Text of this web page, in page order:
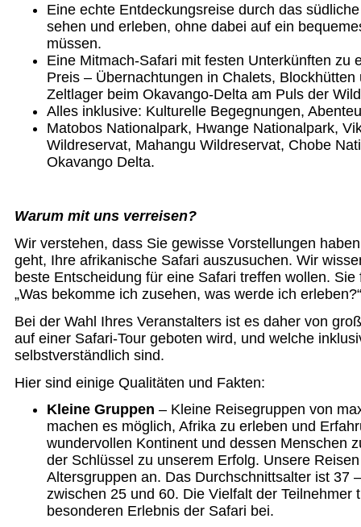
Eine echte Entdeckungsreise durch das
sehen und erleben, ohne dabei auf ein
müssen.
Eine Mitmach-Safari mit festen Unterkünften zu
Preis – Übernachtungen in Chalets, Blockhütten
Zeltlager beim Okavango-Delta am Puls der
Alles inklusive: Kulturelle Begegnungen,
Matobos Nationalpark, Hwange Nationalpark,
Wildreservat, Mahangu Wildreservat, Chobe
Okavango Delta.
Warum mit uns verreisen?
Wir verstehen, dass Sie gewisse Vorstellungen
geht, Ihre afrikanische Safari auszusuchen. Wir
beste Entscheidung für eine Safari treffen wollen.
„Was bekomme ich zusehen, was werde ich
Bei der Wahl Ihres Veranstalters ist es daher von
auf einer Safari-Tour geboten wird, und welche
selbstverständlich sind.
Hier sind einige Qualitäten und Fakten:
Kleine Gruppen – Kleine Reisegruppen von
machen es möglich, Afrika zu erleben und
wundervollen Kontinent und dessen Menschen
der Schlüssel zu unserem Erfolg. Unsere
Altersgruppen an. Das Durchschnittsalter ist 37
zwischen 25 und 60. Die Vielfalt der Teilnehmer
besonderen Erlebnis der Safari bei.